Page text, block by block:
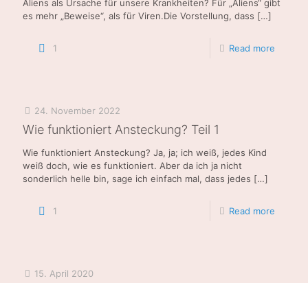
Aliens als Ursache für unsere Krankheiten? Für „Aliens“ gibt
es mehr „Beweise“, als für Viren.Die Vorstellung, dass […]
1 Read more
24. November 2022
Wie funktioniert Ansteckung? Teil 1
Wie funktioniert Ansteckung? Ja, ja; ich weiß, jedes Kind
weiß doch, wie es funktioniert. Aber da ich ja nicht
sonderlich helle bin, sage ich einfach mal, dass jedes […]
1 Read more
15. April 2020